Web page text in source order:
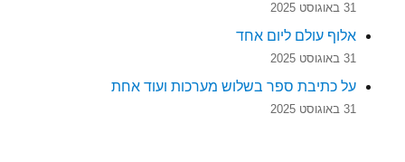
31 באוגוסט 2025
אלוף עולם ליום אחד
31 באוגוסט 2025
על כתיבת ספר בשלוש מערכות ועוד אחת
31 באוגוסט 2025